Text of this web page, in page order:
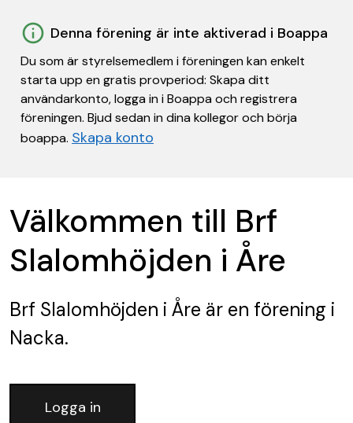
Denna förening är inte aktiverad i Boappa
Du som är styrelsemedlem i föreningen kan enkelt
starta upp en gratis provperiod: Skapa ditt
användarkonto, logga in i Boappa och registrera
föreningen. Bjud sedan in dina kollegor och börja
boappa. Skapa konto
Välkommen till Brf
Slalomhöjden i Åre
Brf Slalomhöjden i Åre är en förening i
Nacka.
Logga in